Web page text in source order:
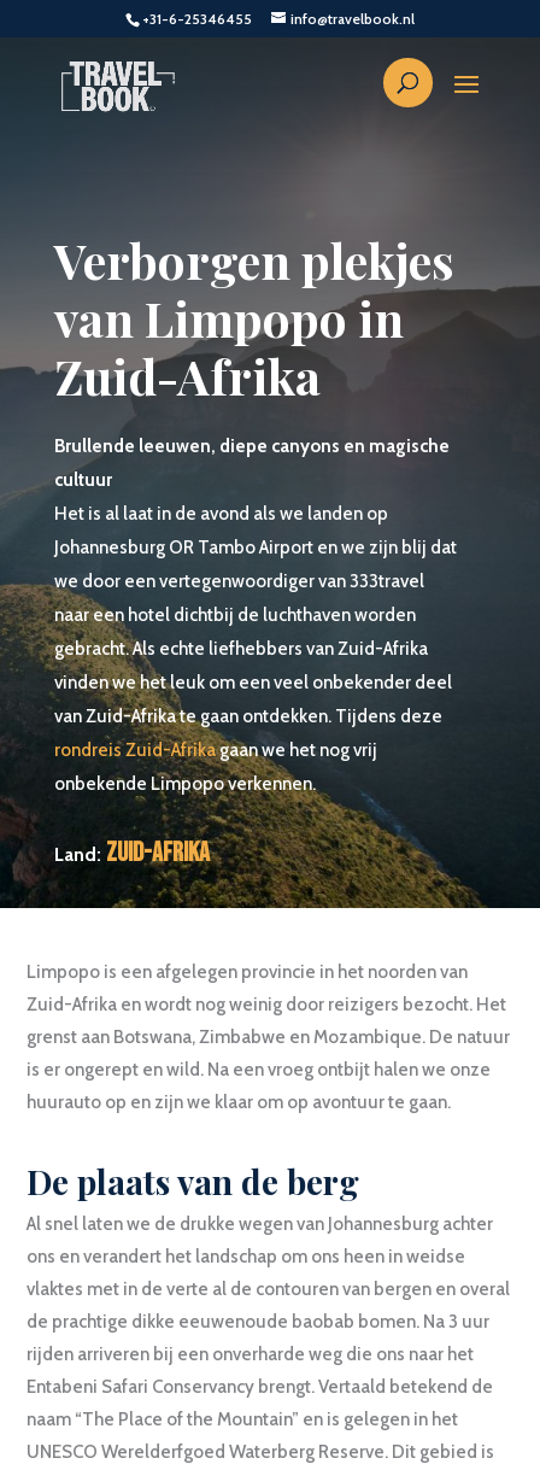
+31-6-25346455 info@travelbook.nl
Verborgen plekjes
van Limpopo in
Zuid-Afrika
Brullende leeuwen, diepe canyons en magische
cultuur
Het is al laat in de avond als we landen op
Johannesburg OR Tambo Airport en we zijn blij dat
we door een vertegenwoordiger van 333travel
naar een hotel dichtbij de luchthaven worden
gebracht. Als echte liefhebbers van Zuid-Afrika
vinden we het leuk om een veel onbekender deel
van Zuid-Afrika te gaan ontdekken. Tijdens deze
rondreis Zuid-Afrikagaan we het nog vrij
onbekende Limpopo verkennen.
Land: Zuid-Afrika
Limpopo is een afgelegen provincie in het noorden van
Zuid-Afrika en wordt nog weinig door reizigers bezocht. Het
grenst aan Botswana, Zimbabwe en Mozambique. De natuur
is er ongerept en wild. Na een vroeg ontbijt halen we onze
huurauto op en zijn we klaar om op avontuur te gaan.
De plaats van de berg
Al snel laten we de drukke wegen van Johannesburg achter
ons en verandert het landschap om ons heen in weidse
vlaktes met in de verte al de contouren van bergen en overal
de prachtige dikke eeuwenoude baobab bomen. Na 3 uur
rijden arriveren bij een onverharde weg die ons naar het
Entabeni Safari Conservancy brengt. Vertaald betekend de
naam “The Place of the Mountain” en is gelegen in het
UNESCO Werelderfgoed Waterberg Reserve. Dit gebied is